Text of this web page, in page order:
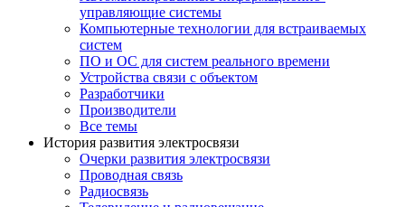
управляющие системы
Компьютерные технологии для встраиваемых
систем
ПО и ОС для систем реального времени
Устройства связи с объектом
Разработчики
Производители
Все темы
История развития электросвязи
Очерки развития электросвязи
Проводная связь
Радиосвязь